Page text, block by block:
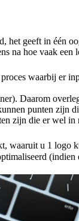
het geeft in één
na hoe vaak een
waarbij er
Daarom
punten zijn
zijn die er wel in
waaruit u 1 logo
(indien